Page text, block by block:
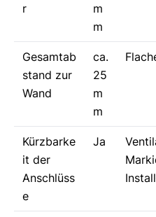
r
m
m
Gesamtab
stand zur
Wand
ca.
25
m
m
Kürzbarke
it der
Anschlüss
e
Ja